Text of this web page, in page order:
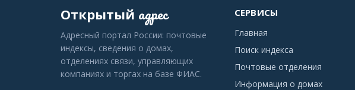
Открытый адрес
Адресный портал России: почтовые
индексы, сведения о домах,
отделениях связи, управляющих
компаниях и торгах на базе ФИАС.
СЕРВИСЫ
Главная
Поиск индекса
Почтовые отделения
Информация о домах